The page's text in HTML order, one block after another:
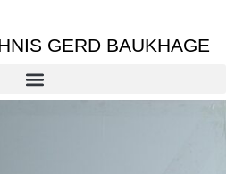
GERD BAUKHAGE